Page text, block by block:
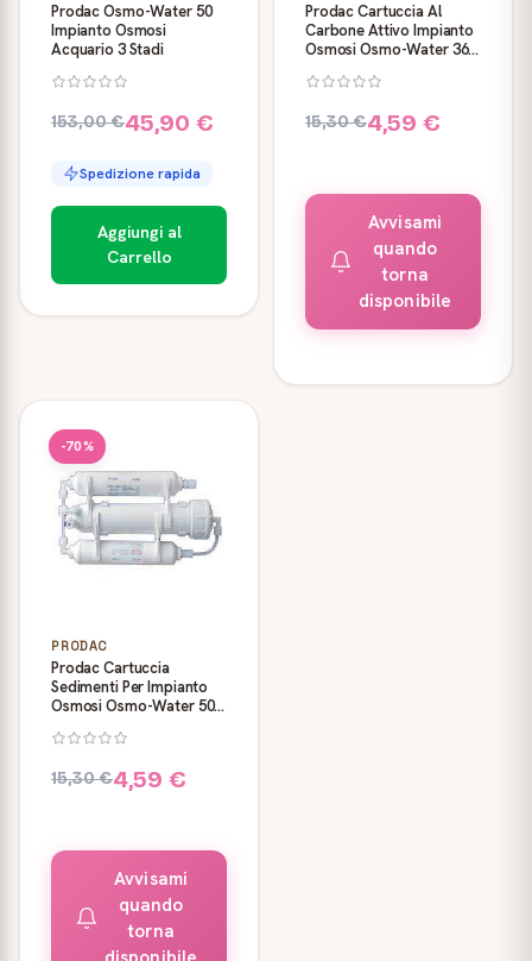
Prodac Osmo-Water 50
Impianto Osmosi
Acquario 3 Stadi
153,00 €45,90 €
Spedizione rapida
Aggiungi al
Carrello
Prodac Cartuccia Al
Carbone Attivo Impianto
Osmosi Osmo-Water 36-
15,30 €4,59 €
Avvisami
quando
torna
disponibile
-70%
PRODAC
Prodac Cartuccia
Sedimenti Per Impianto
Osmosi Osmo-Water 50-
15,30 €4,59 €
Avvisami
quando
torna